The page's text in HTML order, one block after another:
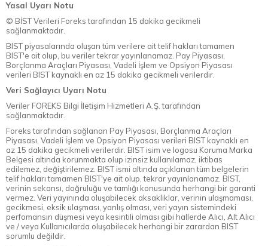
Yasal Uyarı Notu
© BİST Verileri Foreks tarafından 15 dakika gecikmeli
sağlanmaktadır.
BIST piyasalarında oluşan tüm verilere ait telif hakları tamamen
BIST'e ait olup, bu veriler tekrar yayınlanamaz. Pay Piyasası,
Borçlanma Araçları Piyasası, Vadeli İşlem ve Opsiyon Piyasası
verileri BIST kaynaklı en az 15 dakika gecikmeli verilerdir.
Veri Sağlayıcı Uyarı Notu
Veriler FOREKS Bilgi İletişim Hizmetleri A.Ş. tarafından
sağlanmaktadır.
Foreks tarafından sağlanan Pay Piyasası, Borçlanma Araçları
Piyasası, Vadeli İşlem ve Opsiyon Piyasası verileri BIST kaynaklı en
az 15 dakika gecikmeli verilerdir. BIST isim ve logosu Koruma Marka
Belgesi altında korunmakta olup izinsiz kullanılamaz, iktibas
edilemez, değiştirilemez. BIST ismi altında açıklanan tüm belgelerin
telif hakları tamamen BIST'ye ait olup, tekrar yayınlanamaz. BIST,
verinin sekansı, doğruluğu ve tamlığı konusunda herhangi bir garanti
vermez. Veri yayınında oluşabilecek aksaklıklar, verinin ulaşmaması,
gecikmesi, eksik ulaşması, yanlış olması, veri yayın sistemindeki
perfomansın düşmesi veya kesintili olması gibi hallerde Alıcı, Alt Alıcı
ve / veya Kullanıcılarda oluşabilecek herhangi bir zarardan BIST
sorumlu değildir.